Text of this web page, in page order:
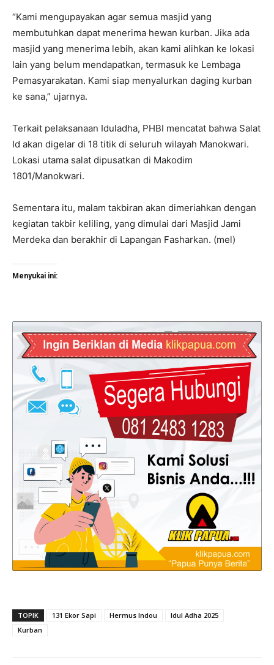
“Kami mengupayakan agar semua masjid yang
membutuhkan dapat menerima hewan kurban. Jika ada
masjid yang menerima lebih, akan kami alihkan ke lokasi
lain yang belum mendapatkan, termasuk ke Lembaga
Pemasyarakatan. Kami siap menyalurkan daging kurban
ke sana,” ujarnya.
Terkait pelaksanaan Iduladha, PHBI mencatat bahwa Salat
Id akan digelar di 18 titik di seluruh wilayah Manokwari.
Lokasi utama salat dipusatkan di Makodim
1801/Manokwari.
Sementara itu, malam takbiran akan dimeriahkan dengan
kegiatan takbir keliling, yang dimulai dari Masjid Jami
Merdeka dan berakhir di Lapangan Fasharkan. (mel)
Menyukai ini:
TOPIK 131 Ekor Sapi Hermus Indou
Idul Adha 2025
Kurban